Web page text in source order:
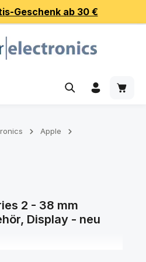
Geschenk ab 30 €
Apple
2 - 38 mm
Display - neu